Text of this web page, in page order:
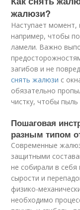
жалюзи?
Наступает момент,
например, чтобы
ламели. Важно
загибов и не
снять жалюзи с
обязательно
чистку, чтобы
Пошаговая
разным типом
Современные
защитными
не собирали в
сырости и
физико-
необходимо